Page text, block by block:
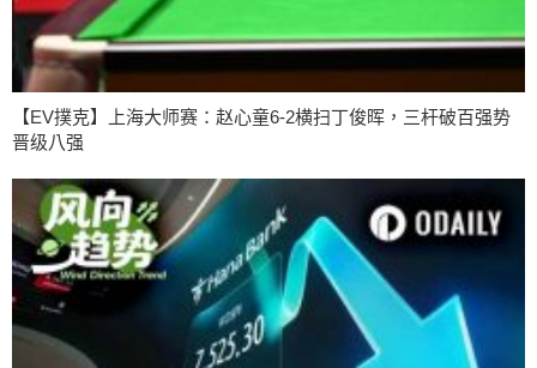
【EV撲克】上海大师赛：赵心童6-2横扫丁俊晖，三杆破百强势
晋级八强